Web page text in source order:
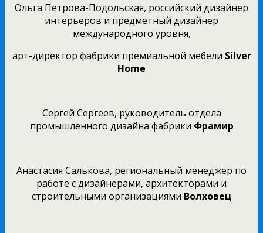
Ольга Петрова-Подольская, российский дизайнер
интерьеров и предметный дизайнер
международного уровня,
арт-директор фабрики премиальной мебели Silver
Home
Сергей Сергеев, руководитель отдела
промышленного дизайна фабрики Фрамир
Анастасия Салькова, региональный менеджер по
работе с дизайнерами, архитекторами и
строительными организациями Волховец